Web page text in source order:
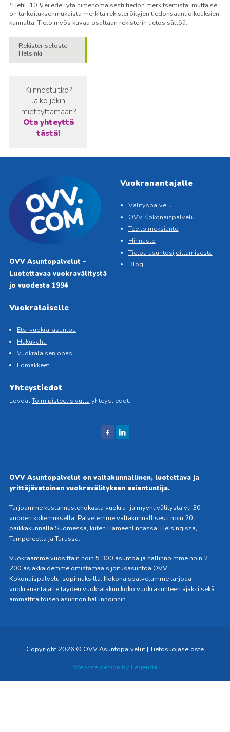
*HetiL 10 § ei edellytä nimenomaisesti tiedon merkitsemistä, mutta se
on tarkoituksenmukaista merkitä rekisteröityjen tiedonsaantioikeuksien
kannalta. Tieto myös kuvaa osaltaan rekisterin tietosisältöä.
Rekisteriseloste
Helsinki
Kiinnostuitko?
Jäikö jokin
mietityttämään?
Ota yhteyttä
tästä!
OVV Asuntopalvelut –
Luotettavaa vuokravälitystä
jo vuodesta 1994
Vuokranantajalle
Välityspalvelu
OVV Kokonaispalvelu
Tee toimeksianto
Hinnasto
Tietoa asuntosijoittamisesta
Blogi
Vuokralaiselle
Etsi vuokra-asuntoa
Hakuvahti
Vuokralaisen opas
Lomakkeet
Yhteystiedot
LöydätToimipisteet sivulta yhteystiedot.
J
okis issä
OVV Asuntopalvelut on valtakunnallinen, luotettava ja
yrittäjävetoinen vuokravälityksen asiantuntija.
Tarjoamme kustannustehokasta vuokra- ja myyntivälitystä yli 30
vuoden kokemuksella. Palvelemme valtakunnallisesti noin 20
paikkakunnalla Suomessa, kuten Hämeenlinnassa, Helsingissä,
Tampereella ja Turussa.
Vuokraamme vuosittain noin 5 300 asuntoa ja hallinnoimme noin 2
200 asiakkaidemme omistamaa sijoitusasuntoa OVV
Kokonaispalvelu-sopimuksilla. Kokonaispalvelumme tarjoaa
vuokranantajalle täyden vuokratakuu koko vuokrasuhteen ajaksi sekä
ammattitaitoisen asunnon hallinnoinnin.
Copyright 2026 © OVV Asuntopalvelut |Tietosuojaseloste
Website design by Legenda